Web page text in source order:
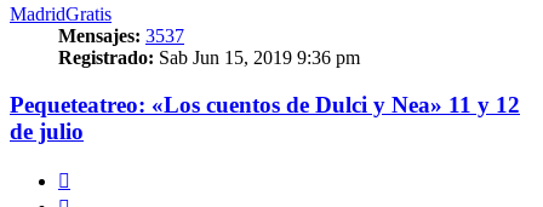
MadridGratis
Mensajes: 3537
Registrado: Sab Jun 15, 2019 9:36 pm
Pequeteatreo: «Los cuentos de Dulci y Nea» 11 y 12
de julio